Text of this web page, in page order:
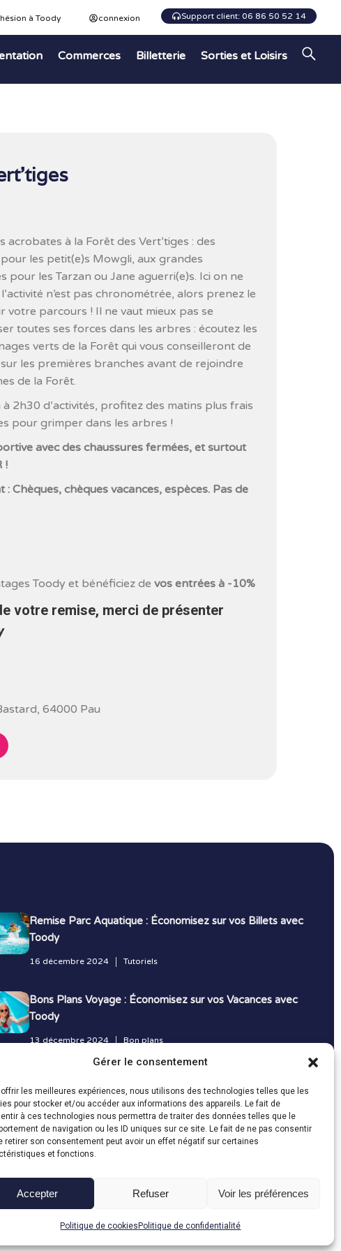
Gérer le consentement
offrir les meilleures expériences, nous utilisons des technologies telles que les
pour stocker et/ou accéder aux informations des appareils. Le fait de
à ces technologies nous permettra de traiter des données telles que le
de navigation ou les ID uniques sur ce site. Le fait de ne pas consentir
retirer son consentement peut avoir un effet négatif sur certaines
et fonctions.
Accepter Refuser Voir les préférences
Politique de cookies Politique de confidentialité
à Toody connexion Support client: 06 86 50 52 14
Commerces Billetterie Sorties et Loisirs
acrobates à la Forêt des Vert’tiges : des
les petit(e)s Mowgli, aux grandes
pour les Tarzan ou Jane aguerri(e)s. Ici on ne
n’est pas chronométrée, alors prenez le
votre parcours ! Il ne vaut mieux pas se
toutes ses forces dans les arbres : écoutez les
verts de la Forêt qui vous conseilleront de
les premières branches avant de rejoindre
de la Forêt.
2h30 d’activités, profitez des matins plus frais
pour grimper dans les arbres !
avec des chaussures fermées, et surtout
!
Chèques, chèques vacances, espèces. Pas de
Toody et bénéficiez de vos entrées à -10%
votre remise, merci de présenter
64000 Pau
Remise Parc Aquatique : Économisez sur vos Billets avec
Toody
16 décembre 2024 Tutoriels
Bons Plans Voyage : Économisez sur vos Vacances avec
Toody
13 décembre 2024 Bon plans
Fait avec le